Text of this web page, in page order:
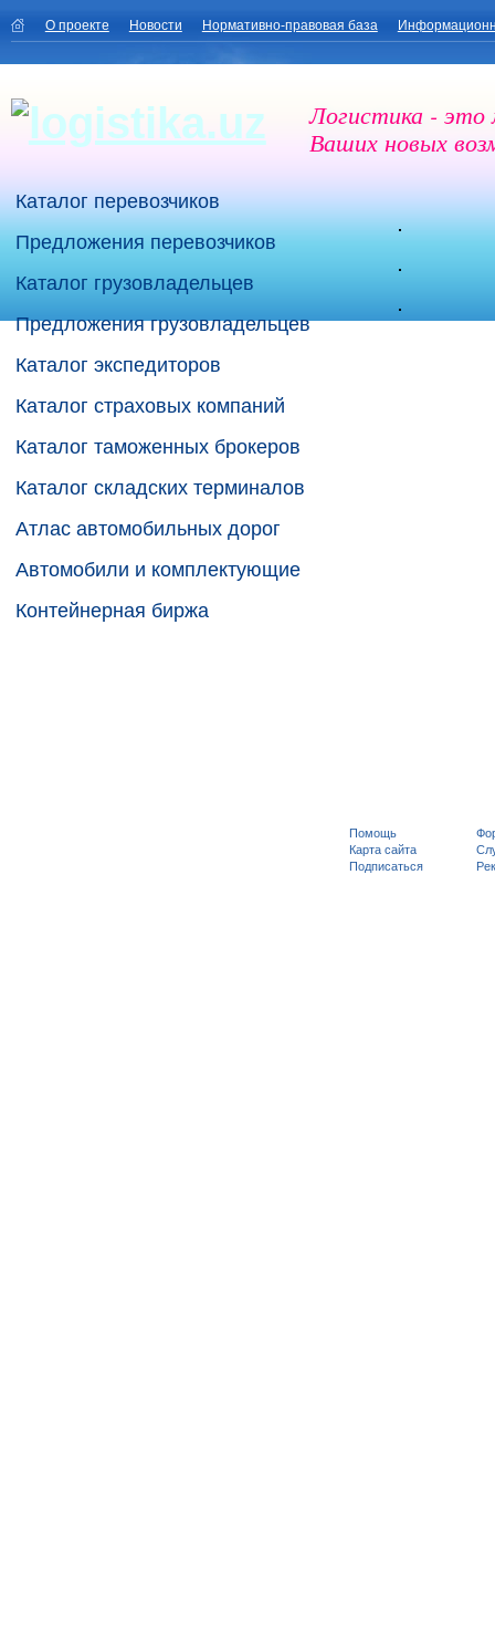
О проекте Новости Нормативно-правовая база
Логистика - это
Ваших новых
Каталог перевозчиков
Предложения перевозчиков
Каталог грузовладельцев
Предложения грузовладельцев
Каталог экспедиторов
Каталог страховых компаний
Каталог таможенных брокеров
Каталог складских терминалов
Атлас автомобильных дорог
Автомобили и комплектующие
Контейнерная биржа
Помощь
Карта сайта
Подписаться